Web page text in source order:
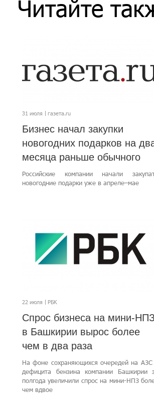
Читайте
31 июля газета.ru
Бизнес начал закупки
новогодних подарков на
месяца раньше обычного
Российские компании начали
новогодние подарки уже в апреле–мае
22 июля РБК
Спрос бизнеса на мини-НПЗ
в Башкирии вырос более
чем в два раза
На фоне сохраняющихся очередей на
дефицита бензина компании Башкирии
полгода увеличили спрос на мини-НПЗ
чем вдвое